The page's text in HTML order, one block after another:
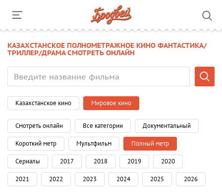
КАЗАХСТАНСКОЕ ПОЛНОМЕТРАЖНОЕ КИНО ФАНТАСТИКА/
ТРИЛЛЕР/ДРАМА СМОТРЕТЬ ОНЛАЙН
Казахстанское кино Мировое кино
Смотреть онлайн Все категории Документальный
Короткий метр Мультфильм Полный метр
Сериалы 2017 2018 2019 2020
2021 2022 2023 2024 2025 2026